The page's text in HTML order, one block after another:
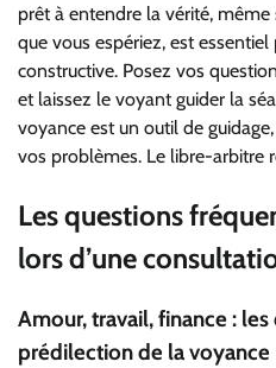
prêt à entendre la vérité, même
que vous espériez, est
constructive. Posez vos
et laissez le voyant guider la
voyance est un outil de
vos problèmes. Le libre-arbitre
Les questions
lors d’une
Amour, travail, finance :
prédilection de la voyance